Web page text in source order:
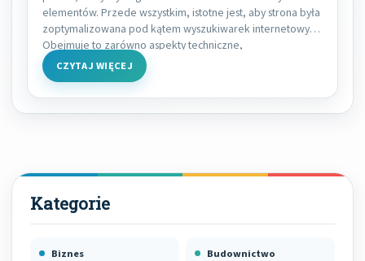
elementów. Przede wszystkim, istotne jest, aby strona była
zoptymalizowana pod kątem wyszukiwarek internetowych.
Obejmuje to zarówno aspekty techniczne,
CZYTAJ WIĘCEJ
Biznes Budownictwo